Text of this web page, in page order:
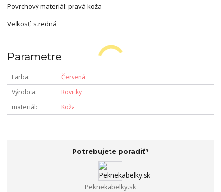
Povrchový materiál: pravá koža
Veľkosť: stredná
Parametre
Farba
Červená
Výrobca
Rovicky
materiál
Koža
Potrebujete poradiť?
Peknekabelky.sk